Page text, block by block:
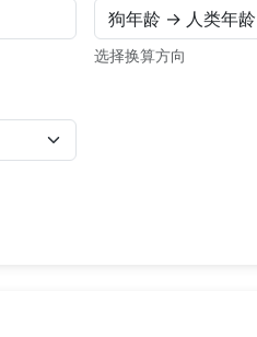
选择换算方向